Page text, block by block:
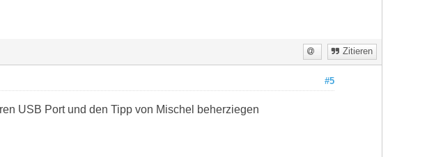
Zitieren
#5
USB Port und den Tipp von Mischel beherziegen